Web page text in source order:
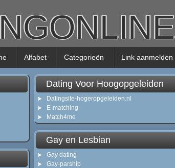
Alfabet Categorieën Link aanmelden
Dating Voor Hoogopgeleiden
Datingsite-hogeropgeleiden.nl
E-matching
Match4me
Gay en Lesbian
Gay dating
Gay-parship